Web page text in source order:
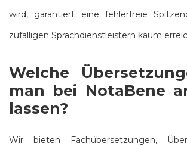
wird, garantiert eine fehlerfreie
zufälligen Sprachdienstleistern kaum
Welche
man bei NotaBene
lassen?
Wir bieten Fachübersetzungen,